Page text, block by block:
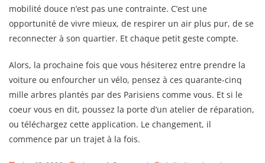
mobilité douce n’est pas une contrainte. C’est une
opportunité de vivre mieux, de respirer un air plus pur, de se
reconnecter à son quartier. Et chaque petit geste compte.
Alors, la prochaine fois que vous hésiterez entre prendre la
voiture ou enfourcher un vélo, pensez à ces quarante-cinq
mille arbres plantés par des Parisiens comme vous. Et si le
coeur vous en dit, poussez la porte d’un atelier de réparation,
ou téléchargez cette application. Le changement, il
commence par un trajet à la fois.